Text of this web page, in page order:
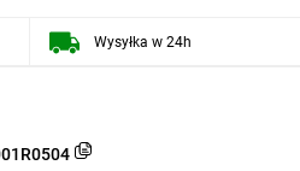
Wysyłka w 24h